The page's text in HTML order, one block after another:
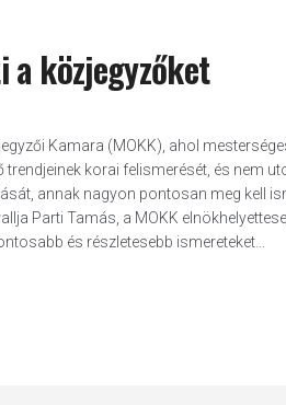
közjegyzőket
Kamara (MOKK), ahol
korai felismerését, és nem
annak nagyon pontosan meg kell
Parti Tamás, a MOKK
és részletesebb ismereteket...